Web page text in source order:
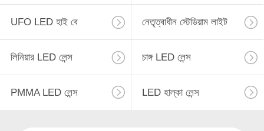
UFO LED হাই বে নেতৃত্বাধীন স্টেডিয়াম লাইট
লিনিয়ার LED লেন্স চাঙ্গ LED লেন্স
PMMA LED লেন্স LED হাল্কা লেন্স